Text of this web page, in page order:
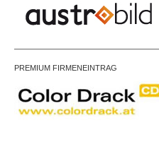
PREMIUM FIRMENEINTRAG